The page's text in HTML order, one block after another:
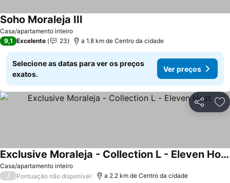
Casa/apartamento inteiro
Soho Moraleja III
9,1 Excelente 23 a 1.8 km de Centro da cidade
Selecione as datas para ver os preços
exatos.
Ver preços
Partilhar
Casa/apartamento inteiro
Exclusive Moraleja - Collection L - Eleven Host
/ Pontuação não disponível a 2.2 km de Centro da cidade